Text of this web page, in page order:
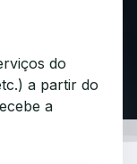
do
a partir do
a